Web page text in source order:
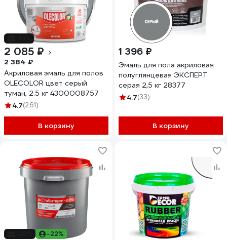
2 085 ₽
2 384 ₽
Акриловая эмаль для полов
OLECOLOR цвет серый
туман, 2.5 кг 4300008757
4.7(261)
В корзину
1 396 ₽
Эмаль для пола акриловая
полуглянцевая ЭКСПЕРТ
серая 2,5 кг 28377
4.7(33)
В корзину
-22%